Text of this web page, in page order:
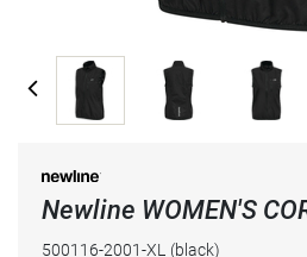
Newline WOMEN'S
500116-2001-XL (black)